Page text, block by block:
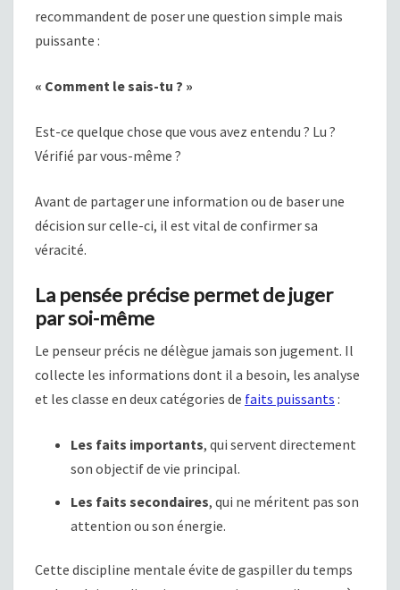
recommandent de poser une question simple mais
puissante :
« Comment le sais-tu ? »
Est-ce quelque chose que vous avez entendu ? Lu ?
Vérifié par vous-même ?
Avant de partager une information ou de baser une
décision sur celle-ci, il est vital de confirmer sa
véracité.
La pensée précise permet de juger
par soi-même
Le penseur précis ne délègue jamais son jugement. Il
collecte les informations dont il a besoin, les analyse
et les classe en deux catégories de faits puissants :
Les faits importants, qui servent directement
son objectif de vie principal.
Les faits secondaires, qui ne méritent pas son
attention ou son énergie.
Cette discipline mentale évite de gaspiller du temps